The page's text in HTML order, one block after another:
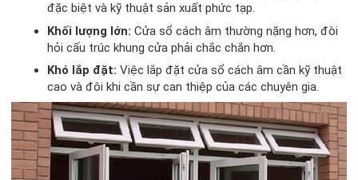
đặc biệt và kỹ thuật sản xuất phức tạp.
Khối lượng lớn: Cửa sổ cách âm thường nặng hơn, đòi
hỏi cấu trúc khung cửa phải chắc chắn hơn.
Khó lắp đặt: Việc lắp đặt cửa sổ cách âm cần kỹ thuật
cao và đôi khi cần sự can thiệp của các chuyên gia.